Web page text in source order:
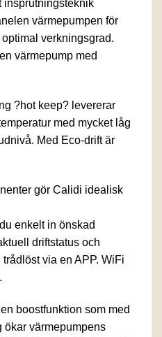
insprutningsteknik
värmepumpen för
verkningsgrad.
värmepump med
?hot keep? levererar
med mycket låg
Med Eco-drift är
gör Calidi idealisk
enkelt in önskad
driftstatus och
via en APP. WiFi
boostfunktion som med
ökar värmepumpens